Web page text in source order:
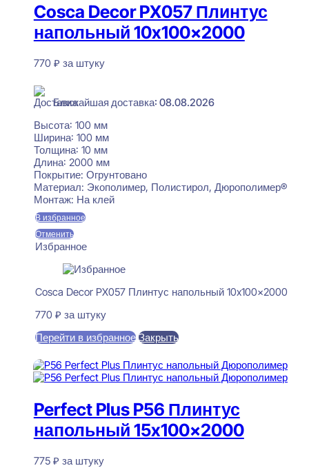
Cosca Decor PX057 Плинтус
напольный 10x100x2000
770 ₽ за штуку
Ближайшая доставка: 08.08.2026
Высота: 100 мм
Ширина: 100 мм
Толщина: 10 мм
Длина: 2000 мм
Покрытие: Огрунтовано
Материал: Экополимер, Полистирол, Дюрополимер®
Монтаж: На клей
В избранное
Отменить
Избранное
Cosca Decor PX057 Плинтус напольный 10x100x2000
770 ₽ за штуку
Перейти в избранное Закрыть
Perfect Plus P56 Плинтус
напольный 15x100x2000
775 ₽ за штуку